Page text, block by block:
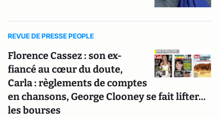
REVUE DE PRESSE PEOPLE
Florence Cassez : son ex-
fiancé au cœur du doute,
Carla : règlements de comptes
en chansons, George Clooney se fait lifter...
les bourses